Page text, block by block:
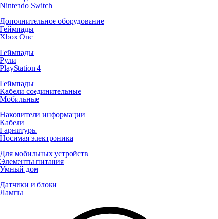
Nintendo Switch
Дополнительное оборудование
Геймпады
Xbox One
Геймпады
Рули
PlayStation 4
Геймпады
Кабели соединительные
Мобильные
Накопители информации
Кабели
Гарнитуры
Носимая электроника
Для мобильных устройств
Элементы питания
Умный дом
Датчики и блоки
Лампы